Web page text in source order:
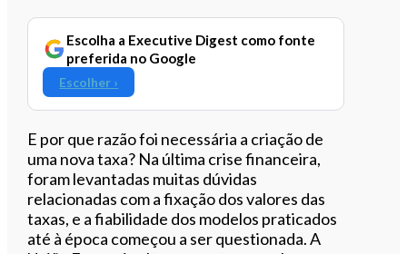
Escolha a Executive Digest como fonte
preferida no Google
Escolher ›
E por que razão foi necessária a criação de
uma nova taxa? Na última crise financeira,
foram levantadas muitas dúvidas
relacionadas com a fixação dos valores das
taxas, e a fiabilidade dos modelos praticados
até à época começou a ser questionada. A